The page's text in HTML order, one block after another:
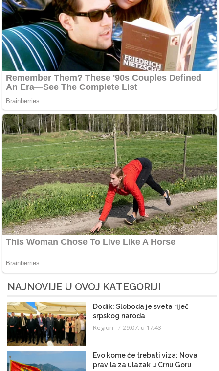
NAJNOVIJE U OVOJ KATEGORIJI
Dodik: Sloboda je sveta riječ
srpskog naroda
Region 29.07. u 17:43
Evo kome će trebati viza: Nova
pravila za ulazak u Crnu Goru